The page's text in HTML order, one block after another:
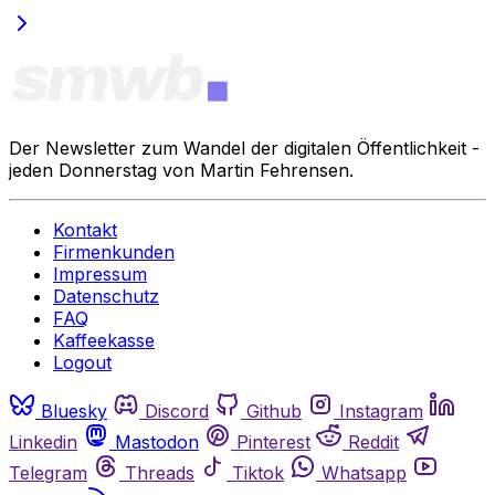
Der Newsletter zum Wandel der digitalen Öffentlichkeit -
jeden Donnerstag von Martin Fehrensen.
Kontakt
Firmenkunden
Impressum
Datenschutz
FAQ
Kaffeekasse
Logout
Bluesky Discord Github
Instagram
Linkedin
Mastodon Pinterest
Reddit
Telegram
Threads Tiktok
Whatsapp